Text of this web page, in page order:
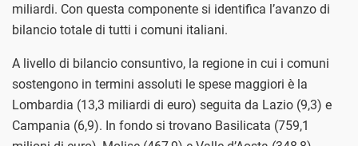
miliardi. Con questa componente si identifica l’avanzo di
bilancio totale di tutti i comuni italiani.
A livello di bilancio consuntivo, la regione in cui i comuni
sostengono in termini assoluti le spese maggiori è la
Lombardia (13,3 miliardi di euro) seguita da Lazio (9,3) e
Campania (6,9). In fondo si trovano Basilicata (759,1